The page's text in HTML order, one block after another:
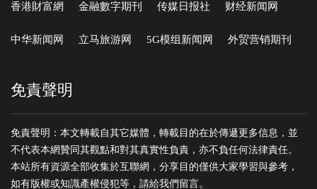
香港財富網 金融數字期刊 传媒日报社 财经新闻网
中华新闻网 立马旅游网 5G模组新闻网 外贸营销期刊
免責聲明
免責聲明：本文轉載自其它媒體，轉載目的在於傳遞更多信息，並
不代表本網贊同其觀點和對其真實性負責，亦不負任何法律責任。
本站所有資源全部收集於互聯網，分享目的僅供大家學習與參考，
如有版權或知識產權侵犯等，請給我們留言。